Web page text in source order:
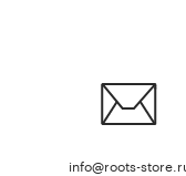
info@roots-